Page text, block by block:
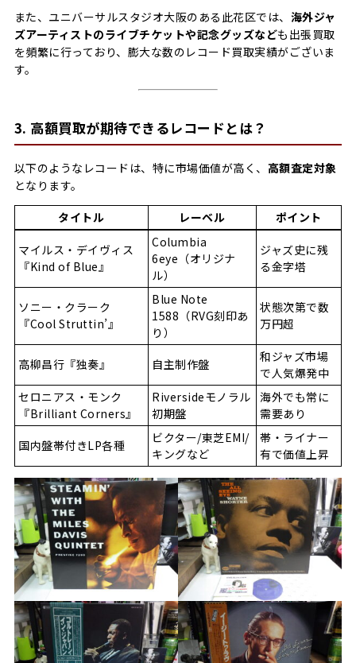
また、ユニバーサルスタジオ大阪のある此花区では、 海外ジャ
ズアーティストのライブチケットや記念グッズなども出張買取
を頻繁に行っており、膨大な数のレコード買取実績がございま
す。
3. 高額買取が期待できるレコードとは？
以下のようなレコードは、特に市場価値が高く、 高額査定対象
となります。
タイトル
レーベル ポイント
マイルス・デイヴィス
『Kind of Blue』
Columbia
6eye（オリジナ
ル）
ジャズ史に残
る金字塔
ソニー・クラーク
『Cool Struttin’』
Blue Note
1588（RVG刻印あ
り）
状態次第で数
万円超
高柳昌行『独奏』 自主制作盤
和ジャズ市場
で人気爆発中
セロニアス・モンク
『Brilliant Corners』
Riversideモノラル
初期盤
海外でも常に
需要あり
国内盤帯付きLP各種
ビクター/東芝EMI/
キングなど
帯・ライナー
有で価値上昇